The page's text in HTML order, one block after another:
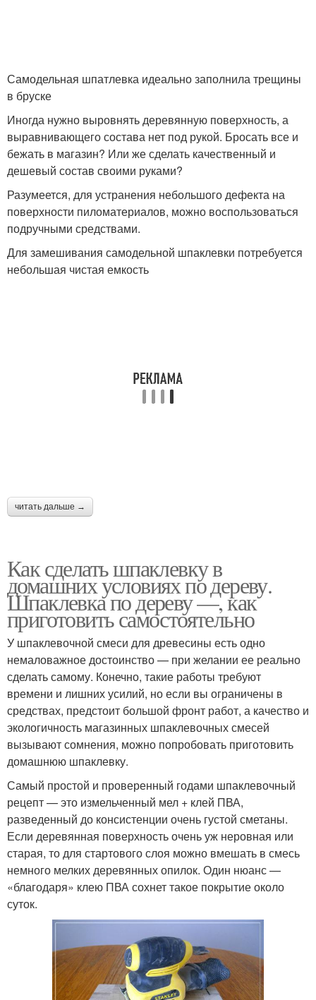
Самодельная шпатлевка идеально заполнила трещины
в бруске
Иногда нужно выровнять деревянную поверхность, а
выравнивающего состава нет под рукой. Бросать все и
бежать в магазин? Или же сделать качественный и
дешевый состав своими руками?
Разумеется, для устранения небольшого дефекта на
поверхности пиломатериалов, можно воспользоваться
подручными средствами.
Для замешивания самодельной шпаклевки потребуется
небольшая чистая емкость
читать дальше →
Как сделать шпаклевку в
домашних условиях по дереву.
Шпаклевка по дереву —, как
приготовить самостоятельно
У шпаклевочной смеси для древесины есть одно
немаловажное достоинство — при желании ее реально
сделать самому. Конечно, такие работы требуют
времени и лишних усилий, но если вы ограничены в
средствах, предстоит большой фронт работ, а качество и
экологичность магазинных шпаклевочных смесей
вызывают сомнения, можно попробовать приготовить
домашнюю шпаклевку.
Самый простой и проверенный годами шпаклевочный
рецепт — это измельченный мел + клей ПВА,
разведенный до консистенции очень густой сметаны.
Если деревянная поверхность очень уж неровная или
старая, то для стартового слоя можно вмешать в смесь
немного мелких деревянных опилок. Один нюанс —
«благодаря» клею ПВА сохнет такое покрытие около
суток.